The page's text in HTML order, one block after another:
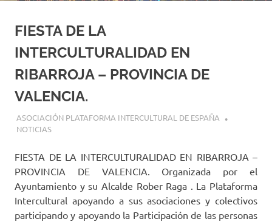
FIESTA DE LA
INTERCULTURALIDAD EN
RIBARROJA – PROVINCIA DE
VALENCIA.
25 SEPTIEMBRE, 2023
ASOCIACIÓN PLATAFORMA INTERCULTURAL DE ESPAÑA
NOTICIAS
FIESTA DE LA INTERCULTURALIDAD EN RIBARROJA –
PROVINCIA DE VALENCIA. Organizada por el
Ayuntamiento y su Alcalde Rober Raga . La Plataforma
Intercultural apoyando a sus asociaciones y colectivos
participando y apoyando la Participación de las personas